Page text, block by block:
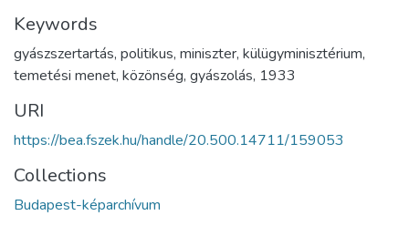
Keywords
gyászszertartás, politikus, miniszter, külügyminisztérium,
temetési menet, közönség, gyászolás, 1933
URI
https://bea.fszek.hu/handle/20.500.14711/159053
Collections
Budapest-képarchívum